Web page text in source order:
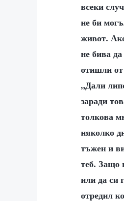
всеки
не би
живот.
не бива
отишли
„Дали
заради
толкова
няколко
тъжен и
теб. Защо
или да си
отредил